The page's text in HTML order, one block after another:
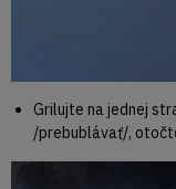
Grilujte na jednej
/prebublávať/,